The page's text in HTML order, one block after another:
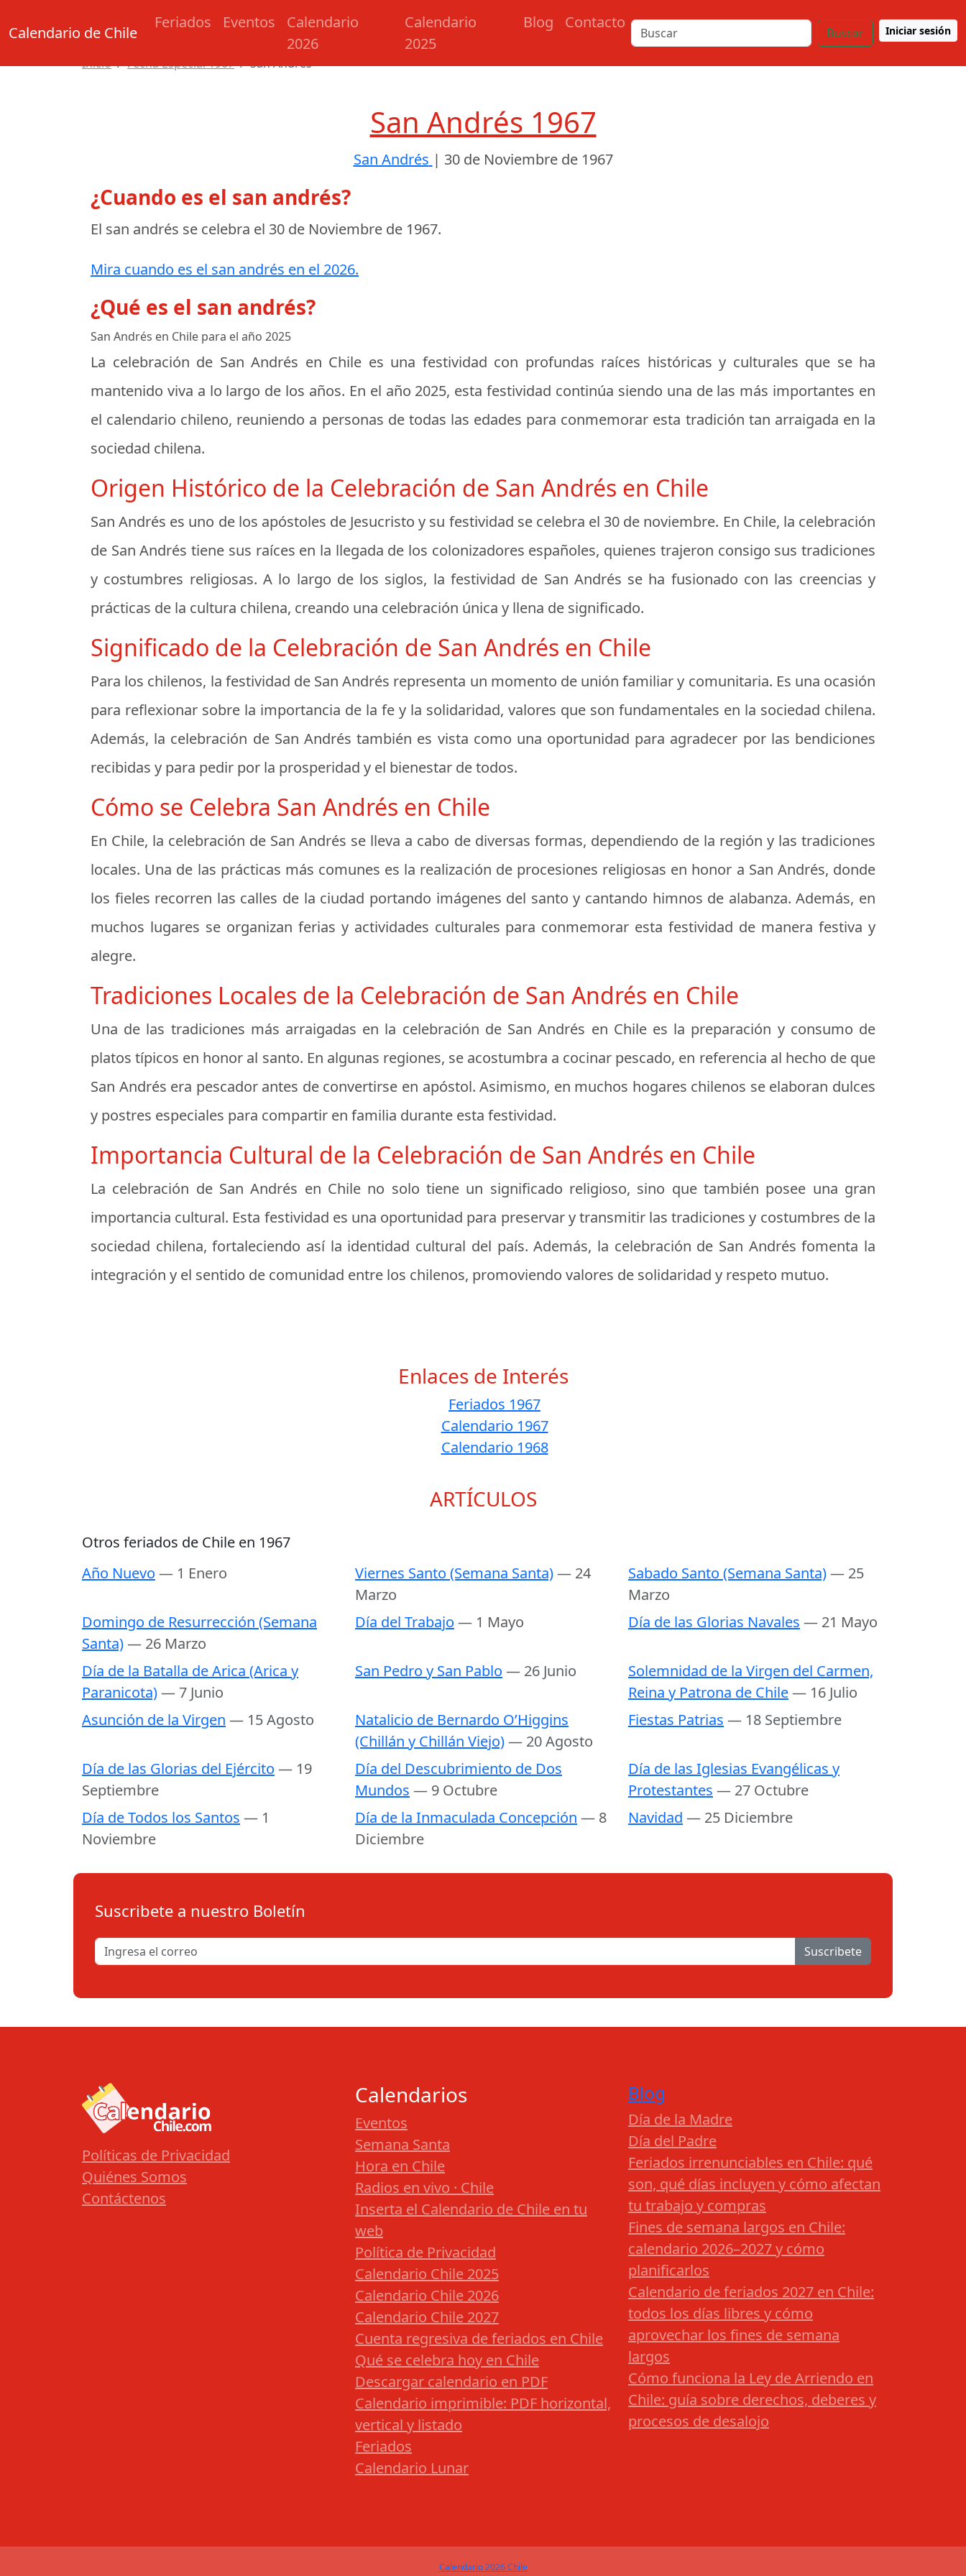
Calendario de Chile
Feriados Eventos
Calendario
2026
Calendario
2025
Blog Contacto
Buscar Iniciar sesión
Inicio Fecha Especial 1967 San Andrés
San Andrés 1967
San Andrés | 30 de Noviembre de 1967
¿Cuando es el san andrés?
El san andrés se celebra el 30 de Noviembre de 1967.
Mira cuando es el san andrés en el 2026.
¿Qué es el san andrés?
San Andrés en Chile para el año 2025
La celebración de San Andrés en Chile es una festividad con profundas raíces históricas y culturales que se ha
mantenido viva a lo largo de los años. En el año 2025, esta festividad continúa siendo una de las más importantes en
el calendario chileno, reuniendo a personas de todas las edades para conmemorar esta tradición tan arraigada en la
sociedad chilena.
Origen Histórico de la Celebración de San Andrés en Chile
San Andrés es uno de los apóstoles de Jesucristo y su festividad se celebra el 30 de noviembre. En Chile, la celebración
de San Andrés tiene sus raíces en la llegada de los colonizadores españoles, quienes trajeron consigo sus tradiciones
y costumbres religiosas. A lo largo de los siglos, la festividad de San Andrés se ha fusionado con las creencias y
prácticas de la cultura chilena, creando una celebración única y llena de significado.
Significado de la Celebración de San Andrés en Chile
Para los chilenos, la festividad de San Andrés representa un momento de unión familiar y comunitaria. Es una ocasión
para reflexionar sobre la importancia de la fe y la solidaridad, valores que son fundamentales en la sociedad chilena.
Además, la celebración de San Andrés también es vista como una oportunidad para agradecer por las bendiciones
recibidas y para pedir por la prosperidad y el bienestar de todos.
Cómo se Celebra San Andrés en Chile
En Chile, la celebración de San Andrés se lleva a cabo de diversas formas, dependiendo de la región y las tradiciones
locales. Una de las prácticas más comunes es la realización de procesiones religiosas en honor a San Andrés, donde
los fieles recorren las calles de la ciudad portando imágenes del santo y cantando himnos de alabanza. Además, en
muchos lugares se organizan ferias y actividades culturales para conmemorar esta festividad de manera festiva y
alegre.
Tradiciones Locales de la Celebración de San Andrés en Chile
Una de las tradiciones más arraigadas en la celebración de San Andrés en Chile es la preparación y consumo de
platos típicos en honor al santo. En algunas regiones, se acostumbra a cocinar pescado, en referencia al hecho de que
San Andrés era pescador antes de convertirse en apóstol. Asimismo, en muchos hogares chilenos se elaboran dulces
y postres especiales para compartir en familia durante esta festividad.
Importancia Cultural de la Celebración de San Andrés en Chile
La celebración de San Andrés en Chile no solo tiene un significado religioso, sino que también posee una gran
importancia cultural. Esta festividad es una oportunidad para preservar y transmitir las tradiciones y costumbres de la
sociedad chilena, fortaleciendo así la identidad cultural del país. Además, la celebración de San Andrés fomenta la
integración y el sentido de comunidad entre los chilenos, promoviendo valores de solidaridad y respeto mutuo.
Enlaces de Interés
Feriados 1967
Calendario 1967
Calendario 1968
ARTÍCULOS
Otros feriados de Chile en 1967
Año Nuevo — 1 Enero Viernes Santo (Semana Santa)— 24
Marzo
Sabado Santo (Semana Santa)— 25
Marzo
Domingo de Resurrección (Semana
Santa)— 26 Marzo
Día del Trabajo — 1 Mayo Día de las Glorias Navales — 21 Mayo
Día de la Batalla de Arica (Arica y
Paranicota)— 7 Junio
San Pedro y San Pablo — 26 Junio
Solemnidad de la Virgen del Carmen,
Reina y Patrona de Chile— 16 Julio
Asunción de la Virgen — 15 Agosto
Natalicio de Bernardo O’Higgins
(Chillán y Chillán Viejo)— 20 Agosto
Fiestas Patrias — 18 Septiembre
Día de las Glorias del Ejército — 19
Septiembre
Día del Descubrimiento de Dos
Mundos — 9 Octubre
Día de las Iglesias Evangélicas y
Protestantes — 27 Octubre
Día de Todos los Santos — 1
Noviembre
Día de la Inmaculada Concepción — 8
Diciembre
Navidad — 25 Diciembre
Suscribete a nuestro Boletín
Suscribete
Políticas de Privacidad
Quiénes Somos
Contáctenos
Calendarios
Eventos
Semana Santa
Hora en Chile
Radios en vivo · Chile
Inserta el Calendario de Chile en tu
web
Política de Privacidad
Calendario Chile 2025
Calendario Chile 2026
Calendario Chile 2027
Cuenta regresiva de feriados en Chile
Qué se celebra hoy en Chile
Descargar calendario en PDF
Calendario imprimible: PDF horizontal,
vertical y listado
Feriados
Calendario Lunar
Blog
Día de la Madre
Día del Padre
Feriados irrenunciables en Chile: qué
son, qué días incluyen y cómo afectan
tu trabajo y compras
Fines de semana largos en Chile:
calendario 2026–2027 y cómo
planificarlos
Calendario de feriados 2027 en Chile:
todos los días libres y cómo
aprovechar los fines de semana
largos
Cómo funciona la Ley de Arriendo en
Chile: guía sobre derechos, deberes y
procesos de desalojo
Calendario 2026 Chile